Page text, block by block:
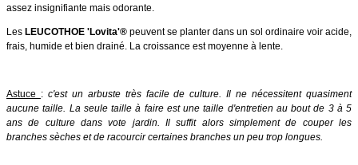
assez insignifiante mais odorante.
Les LEUCOTHOE 'Lovita'® peuvent se planter dans un sol ordinaire voir acide,
frais, humide et bien drainé. La croissance est moyenne à lente.
Astuce : c'est un arbuste très facile de culture. Il ne nécessitent quasiment
aucune taille. La seule taille à faire est une taille d'entretien au bout de 3 à 5
ans de culture dans vote jardin. Il suffit alors simplement de couper les
branches sèches et de racourcir certaines branches un peu trop longues.